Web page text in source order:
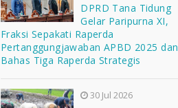
DPRD Tana Tidung
Gelar Paripurna XI,
Fraksi Sepakati Raperda
Pertanggungjawaban APBD 2025 dan
Bahas Tiga Raperda Strategis
30 Jul 2026